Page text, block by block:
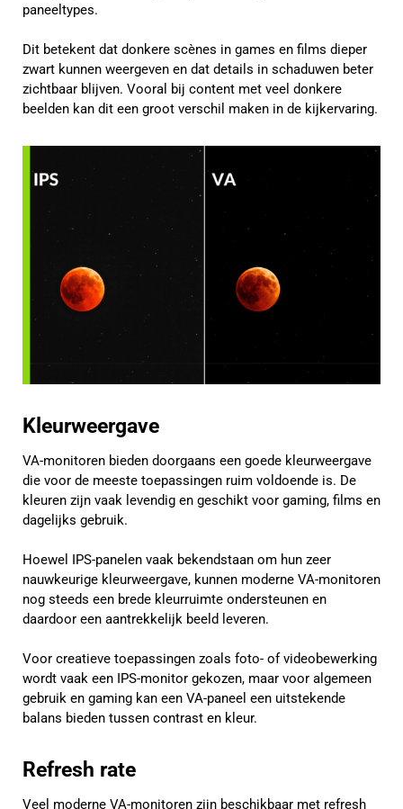
paneeltypes.
Dit betekent dat donkere scènes in games en films dieper
zwart kunnen weergeven en dat details in schaduwen beter
zichtbaar blijven. Vooral bij content met veel donkere
beelden kan dit een groot verschil maken in de kijkervaring.
Kleurweergave
VA-monitoren bieden doorgaans een goede kleurweergave
die voor de meeste toepassingen ruim voldoende is. De
kleuren zijn vaak levendig en geschikt voor gaming, films en
dagelijks gebruik.
Hoewel IPS-panelen vaak bekendstaan om hun zeer
nauwkeurige kleurweergave, kunnen moderne VA-monitoren
nog steeds een brede kleurruimte ondersteunen en
daardoor een aantrekkelijk beeld leveren.
Voor creatieve toepassingen zoals foto- of videobewerking
wordt vaak een IPS-monitor gekozen, maar voor algemeen
gebruik en gaming kan een VA-paneel een uitstekende
balans bieden tussen contrast en kleur.
Refresh rate
Veel moderne VA-monitoren zijn beschikbaar met refresh